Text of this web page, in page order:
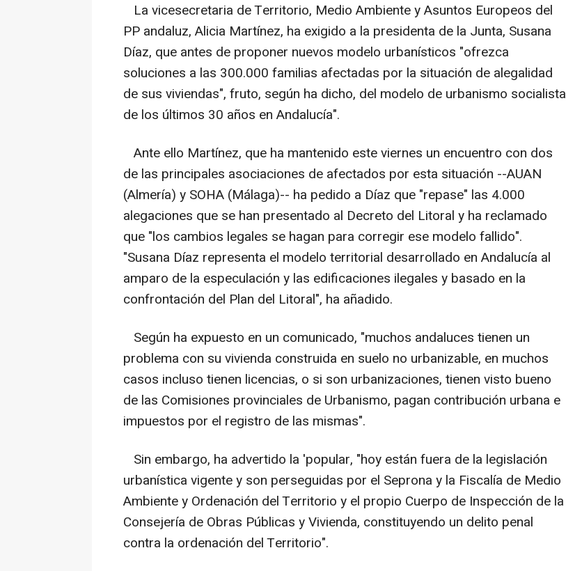
La vicesecretaria de Territorio, Medio Ambiente y Asuntos Europeos del
PP andaluz, Alicia Martínez, ha exigido a la presidenta de la Junta, Susana
Díaz, que antes de proponer nuevos modelo urbanísticos "ofrezca
soluciones a las 300.000 familias afectadas por la situación de alegalidad
de sus viviendas", fruto, según ha dicho, del modelo de urbanismo socialista
de los últimos 30 años en Andalucía".
Ante ello Martínez, que ha mantenido este viernes un encuentro con dos
de las principales asociaciones de afectados por esta situación --AUAN
(Almería) y SOHA (Málaga)-- ha pedido a Díaz que "repase" las 4.000
alegaciones que se han presentado al Decreto del Litoral y ha reclamado
que "los cambios legales se hagan para corregir ese modelo fallido".
"Susana Díaz representa el modelo territorial desarrollado en Andalucía al
amparo de la especulación y las edificaciones ilegales y basado en la
confrontación del Plan del Litoral", ha añadido.
Según ha expuesto en un comunicado, "muchos andaluces tienen un
problema con su vivienda construida en suelo no urbanizable, en muchos
casos incluso tienen licencias, o si son urbanizaciones, tienen visto bueno
de las Comisiones provinciales de Urbanismo, pagan contribución urbana e
impuestos por el registro de las mismas".
Sin embargo, ha advertido la 'popular, "hoy están fuera de la legislación
urbanística vigente y son perseguidas por el Seprona y la Fiscalía de Medio
Ambiente y Ordenación del Territorio y el propio Cuerpo de Inspección de la
Consejería de Obras Públicas y Vivienda, constituyendo un delito penal
contra la ordenación del Territorio".